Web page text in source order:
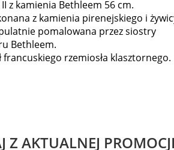
II z kamienia Bethleem 56 cm.
z kamienia pirenejskiego i
pomalowana przez siostry
Bethleem.
francuskiego rzemiosła klasztornego.
Z AKTUALNEJ